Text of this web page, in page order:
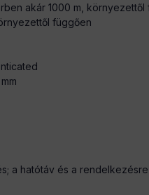
akár 1000 m, környezettől
függően
a hatótáv és a